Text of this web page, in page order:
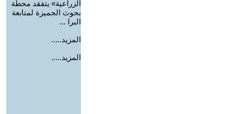
الزراعية» يتفقد محطة
بحوث الجميزة لمتابعة
البرا ...
المزيد.....
المزيد.....